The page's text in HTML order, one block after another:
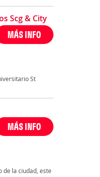
Scg & City
MÁS INFO
St
MÁS INFO
de la ciudad, este